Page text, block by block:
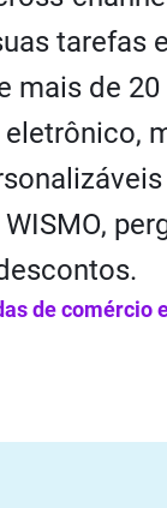
tarefas
mais de
de comércio